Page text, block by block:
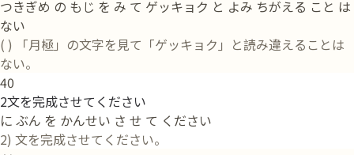
つきぎめ の もじ を み て ゲッキョク と よみ ちがえる こと は
ない
( ) 「月極」の文字を見て「ゲッキョク」と読み違えることは
ない。
40
2文を完成させてください
に ぶん を かんせい さ せ て ください
2) 文を完成させてください。